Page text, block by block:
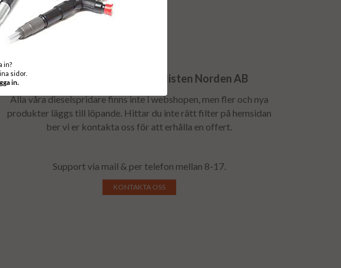
Välkommen till Dieselspecialisten Norden AB
Alla våra dieselspridare finns inte i webshopen, men fler och nya
produkter läggs till löpande. Hittar du inte rätt filter på hemsidan
ber vi er kontakta oss för att erhålla en offert.
Support via mail & per telefon mellan 8-17.
KONTAKTA OSS
in?
sidor.
in.